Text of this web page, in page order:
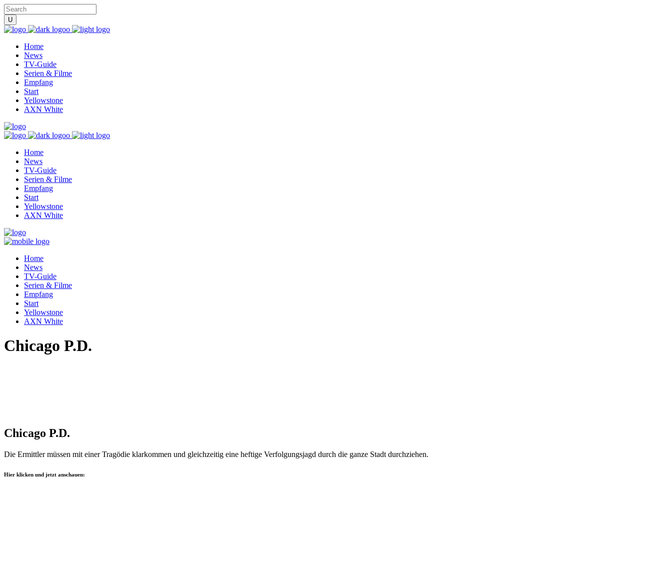
Home
News
TV-Guide
Serien & Filme
Empfang
Start
Yellowstone
AXN White
Home
News
TV-Guide
Serien & Filme
Empfang
Start
Yellowstone
AXN White
Home
News
TV-Guide
Serien & Filme
Empfang
Start
Yellowstone
AXN White
Chicago P.D.
Chicago P.D.
Die Ermittler müssen mit einer Tragödie klarkommen und gleichzeitig eine heftige Verfolgungsjagd durch die ganze Stadt durchziehen.
Hier klicken und jetzt anschauen: